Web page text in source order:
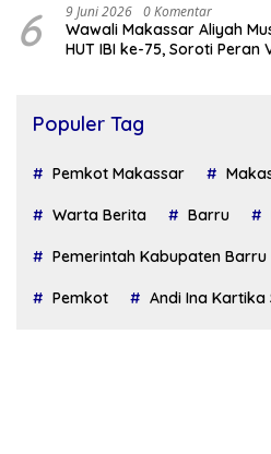
6 9 Juni 2026 0 Komentar
Wawali Makassar Aliyah
HUT IBI ke-75, Soroti Peran
Populer Tag
Pemkot Makassar
Warta Berita Barru
Pemerintah Kabupaten Barru
Pemkot Andi Ina Kartika